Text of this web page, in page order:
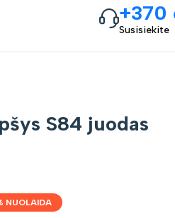
+370
Susisiekite
S84 juodas
NUOLAIDA